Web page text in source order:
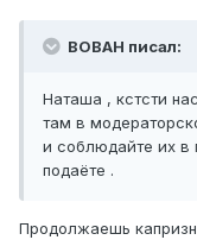
BOBAH писал:
Наташа , кстсти
там в
и соблюдайте их в
подаёте .
Продолжаешь